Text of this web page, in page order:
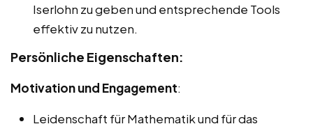
Iserlohn zu geben und entsprechende Tools
effektiv zu nutzen.
Persönliche Eigenschaften:
Motivation und Engagement:
Leidenschaft für Mathematik und für das